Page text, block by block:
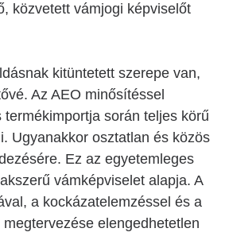
közvetett vámjogi képviselőt
kitüntetett szerepe van,
Az AEO minősítéssel
során teljes körű
Ugyanakkor osztatlan és közös
Ez az egyetemleges
vámképviselet alapja. A
a kockázatelemzéssel és a
elengedhetetlen